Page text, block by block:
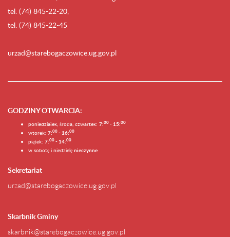
tel. (74) 845-22-20,
tel. (74) 845-22-45
urzad@starebogaczowice.ug.gov.pl
GODZINY OTWARCIA:
poniedziałek, środa, czwartek: 7:00 - 15:00
wtorek: 7:00 - 16:00
piątek: 7:00 - 14:00
w sobotę i niedzielę nieczynne
Sekretariat
urzad@starebogaczowice.ug.gov.pl
Skarbnik Gminy
skarbnik@starebogaczowice.ug.gov.pl